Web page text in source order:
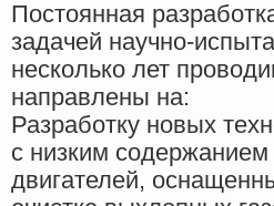
Постоянная
задачей научно-
несколько лет
направлены на:
Разработку новых
с низким
двигателей,